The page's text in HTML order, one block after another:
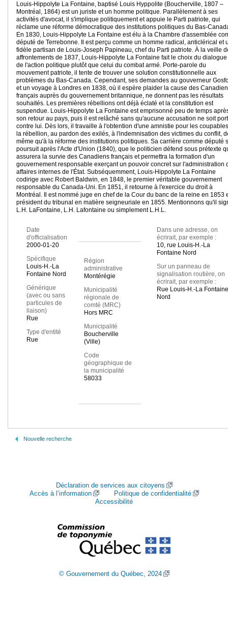
Louis-Hippolyte La Fontaine, baptisé Louis Hyppolite (Boucherville, 1807 –
Montréal, 1864) est un juriste et un homme politique. Parallèlement à ses
activités d'avocat, il s'implique politiquement et appuie le Parti patriote, qui
réclame une réforme démocratique des institutions politiques du Bas-
En 1830, Louis-Hippolyte La Fontaine est élu à la Chambre d'assemblée
député de Terrebonne. Il est perçu comme un homme radical, anticlérical et
fidèle partisan de Louis-Joseph Papineau, chef du Parti patriote. À la veille
affrontements de 1837, Louis-Hippolyte La Fontaine fait le choix du dialogue
de l'action politique plutôt que celui du combat armé. Porte-parole du
mouvement patriote, il tente de trouver une solution constitutionnelle aux
problèmes du Bas-Canada. Cependant, ses demandes au gouverneur
et un voyage à Londres en 1838, où il espère plaider la cause des
français auprès du gouvernement britannique, ne donnent pas les résultats
souhaités. Les premières rébellions ont déjà éclaté et la constitution est
suspendue. Louis-Hippolyte La Fontaine est emprisonné peu de temps
son retour au pays, puis il est relâché sans qu'aucune accusation ne soit
contre lui. Dès lors, il travaille à l'obtention d'une amnistie pour les
la rébellion, au pardon des exilés, à l'indemnisation des victimes du conflit,
même qu'à la réforme des institutions politiques. Sa carrière comme député
poursuit après l'Acte d'Union (1840), que le politicien défend sous prétexte
assurera la survie des Canadiens français et permettra la formation d'un
gouvernement responsable exerçant un pouvoir concret sur l'administration
affaires internes de l'État. Subséquemment, Louis-Hippolyte La Fontaine
codirige avec Robert Baldwin, en 1848, le premier véritable gouvernement
responsable du Canada-Uni. En 1851, il retourne à l'exercice du droit à
Montréal. Il est nommé juge en chef de la Cour du banc de la reine en 1853
président du tribunal en matière seigneuriale en 1855. Mentionnons qu'il
L.H. LaFontaine, L.H. Lafontaine ou simplement L.H.L.
Date
d'officialisation
2000-01-20
Spécifique
Louis-H.-La
Fontaine Nord
Générique
(avec ou sans
particules de
liaison)
Rue
Type d'entité
Rue
Région
administrative
Montérégie
Municipalité
régionale de
comté (MRC)
Hors MRC
Municipalité
Boucherville
(Ville)
Code
géographique de
la municipalité
58033
Dans une adresse, on
écrirait, par exemple :
10, rue Louis-H.-La
Fontaine Nord
Sur un panneau de
signalisation routière, on
écrirait, par exemple :
Rue Louis-H.-La Fontaine
Nord
Nouvelle recherche
Déclaration de services aux citoyens
Accès à l’information
Politique de confidentialité
Accessibilité
© Gouvernement du Québec, 2024